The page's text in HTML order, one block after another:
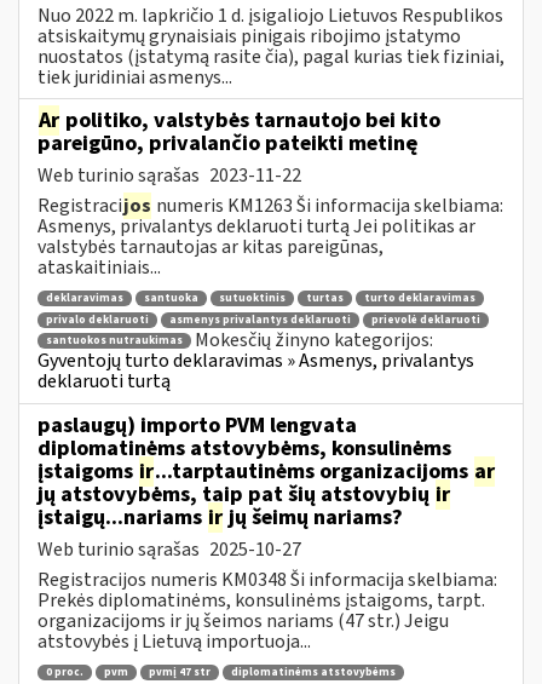
Nuo 2022 m. lapkričio 1 d. įsigaliojo Lietuvos Respublikos
atsiskaitymų grynaisiais pinigais ribojimo įstatymo
nuostatos (įstatymą rasite čia), pagal kurias tiek fiziniai,
tiek juridiniai asmenys...
Ar politiko, valstybės tarnautojo bei kito
pareigūno, privalančio pateikti metinę
Web turinio sąrašas 2023-11-22
Registracijos numeris KM1263 Ši informacija skelbiama:
Asmenys, privalantys deklaruoti turtą Jei politikas ar
valstybės tarnautojas ar kitas pareigūnas,
ataskaitiniais...
deklaravimas santuoka sutuoktinis turtas
turto deklaravimas
privalo deklaruoti
asmenys privalantys deklaruoti
prievolė deklaruoti
santuokos nutraukimas
Mokesčių žinyno kategorijos:
Gyventojų turto deklaravimas » Asmenys, privalantys
deklaruoti turtą
paslaugų) importo PVM lengvata
diplomatinėms atstovybėms, konsulinėms
įstaigoms ir...tarptautinėms organizacijoms ar
jų atstovybėms, taip pat šių atstovybių ir
įstaigų...nariams irjų šeimų nariams?
Web turinio sąrašas 2025-10-27
Registracijos numeris KM0348 Ši informacija skelbiama:
Prekės diplomatinėms, konsulinėms įstaigoms, tarpt.
organizacijoms ir jų šeimos nariams (47 str.) Jeigu
atstovybės į Lietuvą importuoja...
0 proc. pvm pvmį 47 str
diplomatinėms atstovybėms